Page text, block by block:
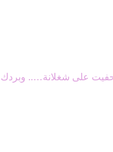
على شغلانة…..